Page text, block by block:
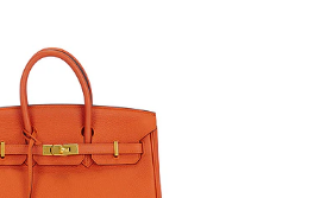
SAC À MAIN HERMES